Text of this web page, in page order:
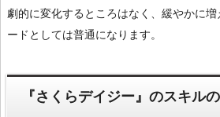
劇的に変化するところはなく、緩やかに
ードとしては普通になります。
『さくらデイジー』のスキル